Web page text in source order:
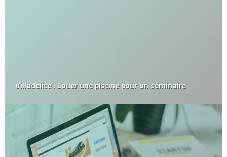
Villadelice : Louer une piscine pour un séminaire